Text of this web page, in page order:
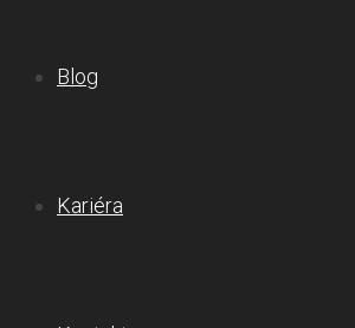
Blog
Kariéra